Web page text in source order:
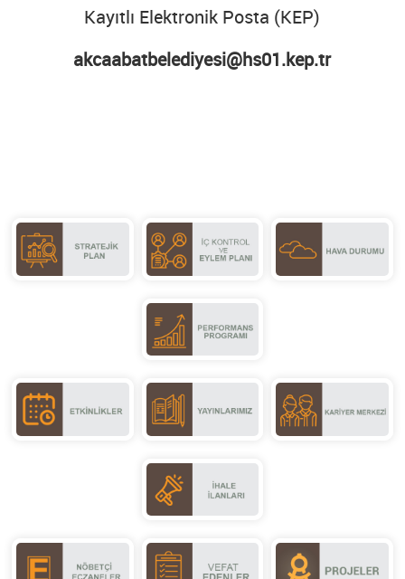
Kayıtlı Elektronik Posta (KEP)
akcaabatbelediyesi@hs01.kep.tr